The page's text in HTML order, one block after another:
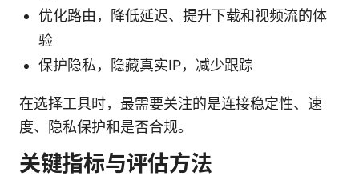
优化路由，降低延迟、提升下载和视频流的体
验
保护隐私，隐藏真实IP，减少跟踪
在选择工具时，最需要关注的是连接稳定性、速
度、隐私保护和是否合规。
关键指标与评估方法